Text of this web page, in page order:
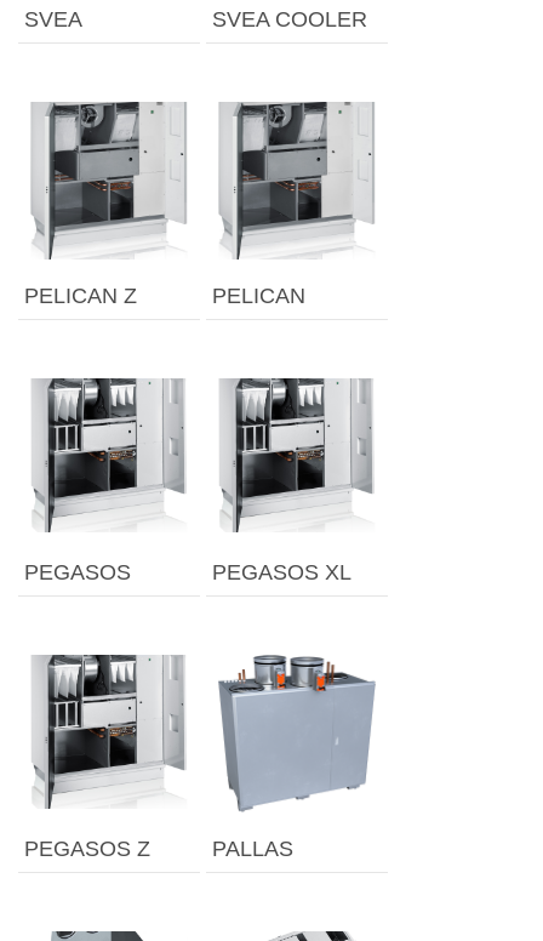
SVEA SVEA COOLER
PELICAN Z PELICAN
PEGASOS PEGASOS XL
PEGASOS Z PALLAS